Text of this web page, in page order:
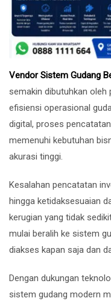
Vendor Sistem Gudang
semakin dibutuhkan oleh
efisiensi operasional
digital, proses
memenuhi kebutuhan
akurasi tinggi.
Kesalahan pencatatan
hingga ketidaksesuaian
kerugian yang tidak
mulai beralih ke sistem
diakses kapan saja dan
Dengan dukungan
sistem gudang modern